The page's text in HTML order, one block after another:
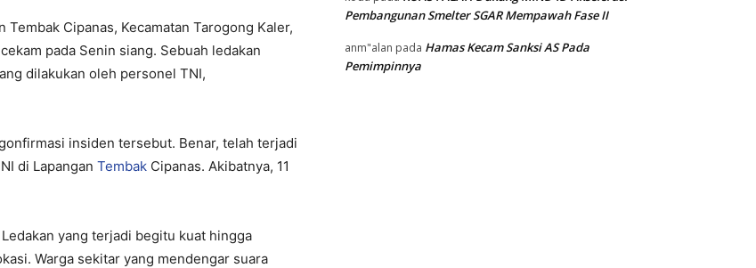
Tembak Cipanas, Kecamatan Tarogong Kaler,
pada Senin siang. Sebuah ledakan
dilakukan oleh personel TNI,
insiden tersebut. Benar, telah terjadi
di Lapangan Tembak Cipanas. Akibatnya, 11
yang terjadi begitu kuat hingga
Warga sekitar yang mendengar suara
Pembangunan Smelter SGAR Mempawah Fase II
anm"alan pada Hamas Kecam Sanksi AS Pada
Pemimpinnya